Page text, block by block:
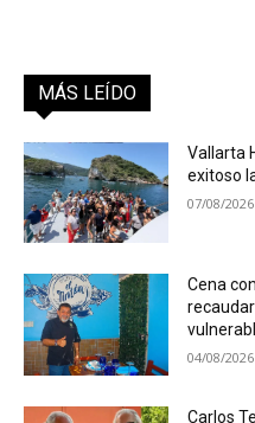
MÁS LEÍDO
Vallarta
exitoso
07/08/2026
Cena
04/08/2026
Carlos